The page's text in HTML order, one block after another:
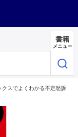
書籍
メニュー
スでよくわかる不定愁訴